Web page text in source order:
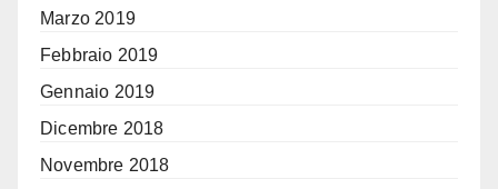
Marzo 2019
Febbraio 2019
Gennaio 2019
Dicembre 2018
Novembre 2018